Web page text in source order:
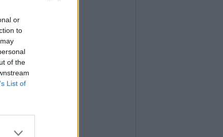
or
to
of the
List of